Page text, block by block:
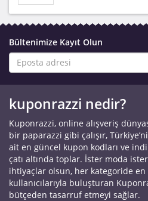
Bültenimize Kayıt Olun
kuponrazzi nedir?
Kuponrazzi, online alışveriş
bir paparazzi gibi çalışır,
ait en güncel kupon kodları ve
çatı altında toplar. İster moda
ihtiyaçlar olsun, her kategoride en
kullanıcılarıyla buluşturan
bütçeden tasarruf etmeyi sağlar.